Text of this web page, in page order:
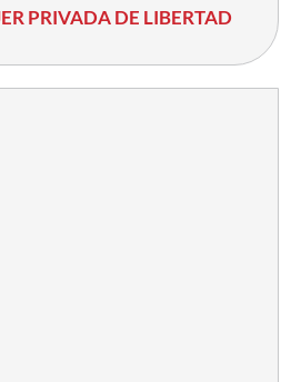
PRIVADA DE LIBERTAD